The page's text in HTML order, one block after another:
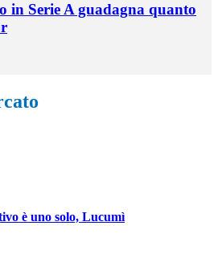
in Serie A guadagna quanto
è uno solo, Lucumì